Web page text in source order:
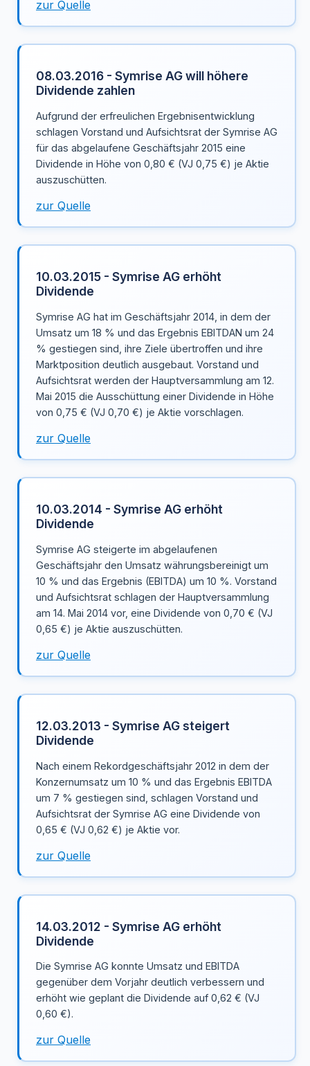
zur Quelle
08.03.2016 - Symrise AG will höhere
Dividende zahlen
Aufgrund der erfreulichen Ergebnisentwicklung
schlagen Vorstand und Aufsichtsrat der Symrise AG
für das abgelaufene Geschäftsjahr 2015 eine
Dividende in Höhe von 0,80 € (VJ 0,75 €) je Aktie
auszuschütten.
zur Quelle
10.03.2015 - Symrise AG erhöht
Dividende
Symrise AG hat im Geschäftsjahr 2014, in dem der
Umsatz um 18 % und das Ergebnis EBITDAN um 24
% gestiegen sind, ihre Ziele übertroffen und ihre
Marktposition deutlich ausgebaut. Vorstand und
Aufsichtsrat werden der Hauptversammlung am 12.
Mai 2015 die Ausschüttung einer Dividende in Höhe
von 0,75 € (VJ 0,70 €) je Aktie vorschlagen.
zur Quelle
10.03.2014 - Symrise AG erhöht
Dividende
Symrise AG steigerte im abgelaufenen
Geschäftsjahr den Umsatz währungsbereinigt um
10 % und das Ergebnis (EBITDA) um 10 %. Vorstand
und Aufsichtsrat schlagen der Hauptversammlung
am 14. Mai 2014 vor, eine Dividende von 0,70 € (VJ
0,65 €) je Aktie auszuschütten.
zur Quelle
12.03.2013 - Symrise AG steigert
Dividende
Nach einem Rekordgeschäftsjahr 2012 in dem der
Konzernumsatz um 10 % und das Ergebnis EBITDA
um 7 % gestiegen sind, schlagen Vorstand und
Aufsichtsrat der Symrise AG eine Dividende von
0,65 € (VJ 0,62 €) je Aktie vor.
zur Quelle
14.03.2012 - Symrise AG erhöht
Dividende
Die Symrise AG konnte Umsatz und EBITDA
gegenüber dem Vorjahr deutlich verbessern und
erhöht wie geplant die Dividende auf 0,62 € (VJ
0,60 €).
zur Quelle